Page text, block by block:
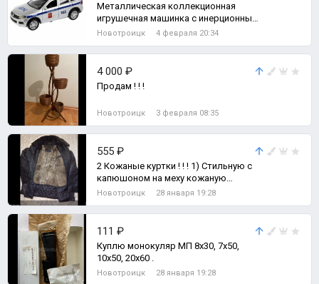
Металлическая коллекционная
игрушечная машинка с инерционным
механизмом. 🚔Полицейская
Новотроицк 4 февраля 20:34
4 000 ₽
Продам ! ! !
Новотроицк 3 февраля 08:35
555 ₽
2 Кожаные куртки ! ! ! 1) Стильную с
капюшоном на меху кожаную
мужскую зимнюю куртку, размер
Новотроицк 28 января 19:28
111 ₽
Куплю монокуляр МП 8х30, 7х50,
10х50, 20х60 .
Новотроицк 28 января 19:28